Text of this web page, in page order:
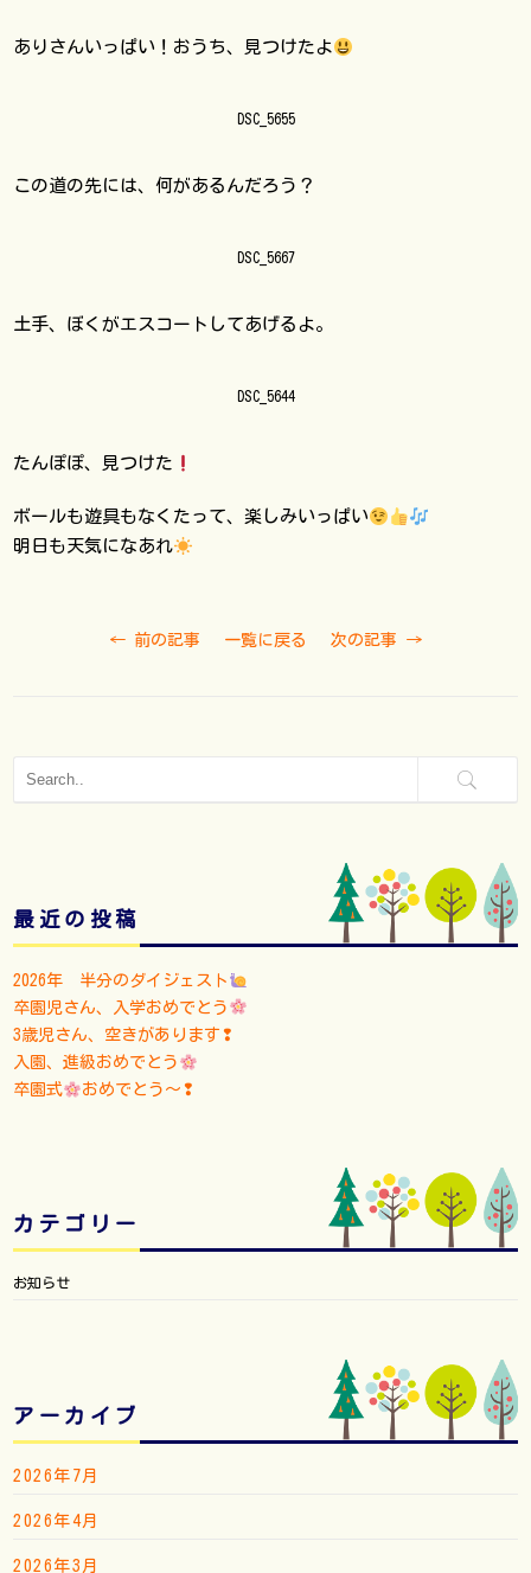
ありさんいっぱい！おうち、見つけたよ
DSC_5655
この道の先には、何があるんだろう？
DSC_5667
土手、ぼくがエスコートしてあげるよ。
DSC_5644
たんぽぽ、見つけた
ボールも遊具もなくたって、楽しみいっぱい
明日も天気になあれ
← 前の記事 一覧に戻る 次の記事 →
最近の投稿
2026年 半分のダイジェスト
卒園児さん、入学おめでとう
3歳児さん、空きがあります❢
入園、進級おめでとう
卒園式
おめでとう〜❢
カテゴリー
お知らせ
アーカイブ
2026年7月
2026年4月
2026年3月